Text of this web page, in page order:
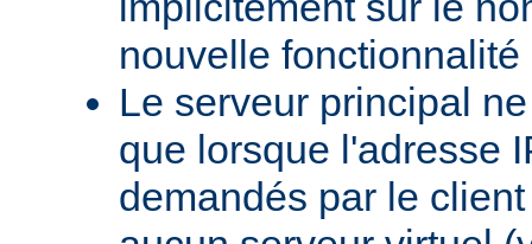
nouvelle
Le serveur principal
que lorsque l'adresse
demandés par le